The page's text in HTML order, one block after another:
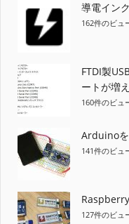
導電イン
162件のビュ
FTDI製
ートが増
160件のビュ
Arduinoを
141件のビュ
127件のビュ